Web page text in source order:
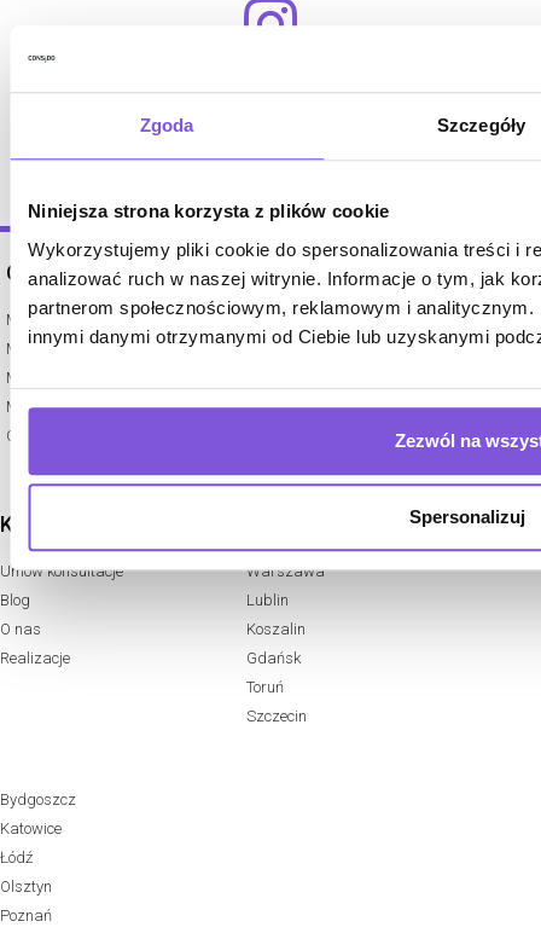
Zgoda Szczegóły
Niniejsza strona korzysta z plików cookie
Wykorzystujemy pliki cookie do spersonalizowania treści i
analizować ruch w naszej witrynie. Informacje o tym, jak
partnerom społecznościowym, reklamowym i
innymi danymi otrzymanymi od Ciebie lub uzyskanymi
Zezwól na
Spersonalizuj
OFERTA
Meble Call Center
Meble pracownicze
Meble konferencyjne
Meble gabinetowe
Oferta dedykowana
WYPOSAŻENIE
Budki telefoniczne do biur
Wykładziny podłogowe
Projektowanie restauracji i barów
KONTAKT
Umów konsultacje
Blog
O nas
Realizacje
Warszawa
Lublin
Koszalin
Gdańsk
Toruń
Szczecin
Bydgoszcz
Katowice
Łódź
Olsztyn
Poznań